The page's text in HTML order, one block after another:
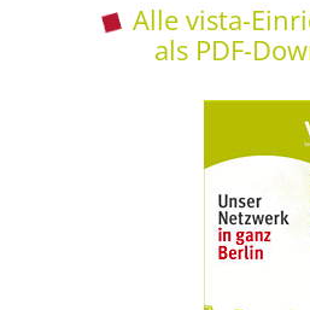
Alle vista-
als PDF-